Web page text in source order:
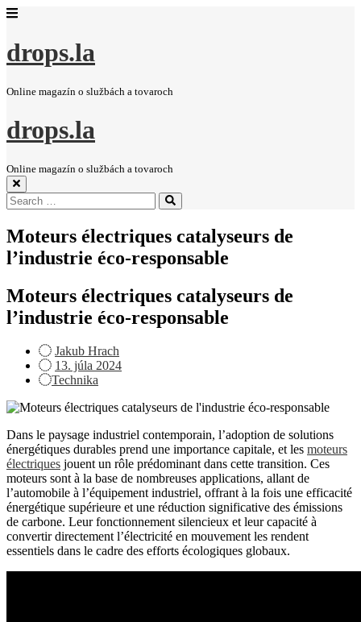
drops.la
Online magazín o službách a tovaroch
drops.la
Online magazín o službách a tovaroch
Search
for:
Search
Moteurs électriques catalyseurs de
l’industrie éco-responsable
Moteurs électriques catalyseurs de
l’industrie éco-responsable
Jakub Hrach
Posted
on
13. júla 2024
Technika
Dans le paysage industriel contemporain, l’adoption de solutions
énergétiques durables prend une importance capitale, et les moteurs
électriques jouent un rôle prédominant dans cette transition. Ces
moteurs sont à la base de nombreuses applications, allant de
l’automobile à l’équipement industriel, offrant à la fois une efficacité
énergétique supérieure et une réduction significative des émissions
de carbone. Leur fonctionnement silencieux et leur capacité à
convertir directement l’électricité en mouvement les rendent
essentiels dans le cadre des efforts écologiques globaux.